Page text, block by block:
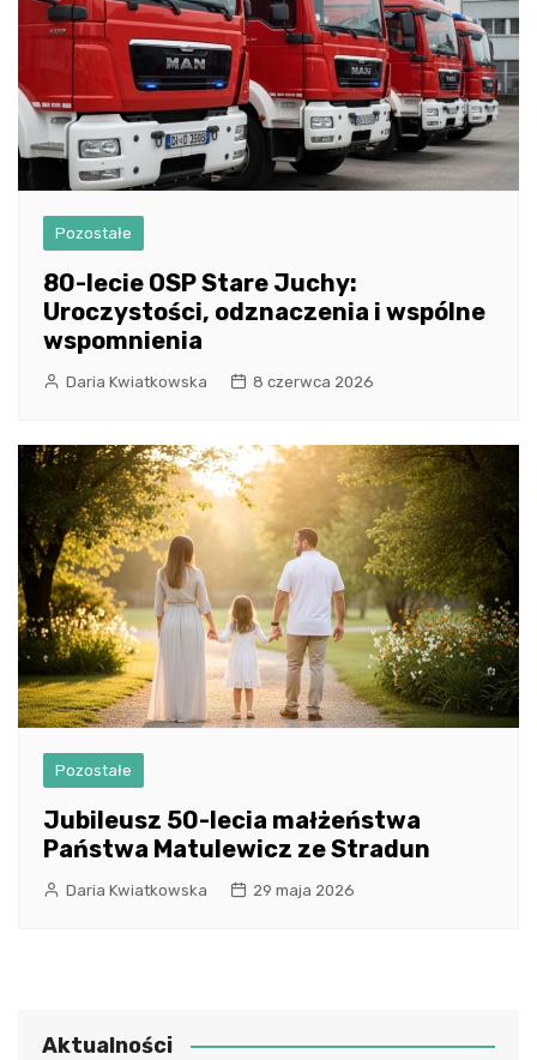
Pozostałe
80-lecie OSP Stare Juchy:
Uroczystości, odznaczenia i wspólne
wspomnienia
Daria Kwiatkowska 8 czerwca 2026
Pozostałe
Jubileusz 50-lecia małżeństwa
Państwa Matulewicz ze Stradun
Daria Kwiatkowska 29 maja 2026
Aktualności